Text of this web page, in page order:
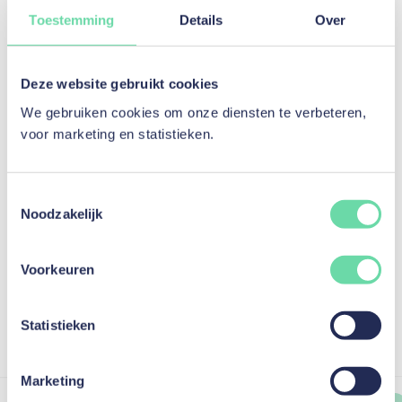
Toestemming Details Over
Deze website gebruikt cookies
We gebruiken cookies om onze diensten te verbeteren,
voor marketing en statistieken.
Noodzakelijk
Voorkeuren
Statistieken
Marketing
Al meer dan
tevreden klanten.